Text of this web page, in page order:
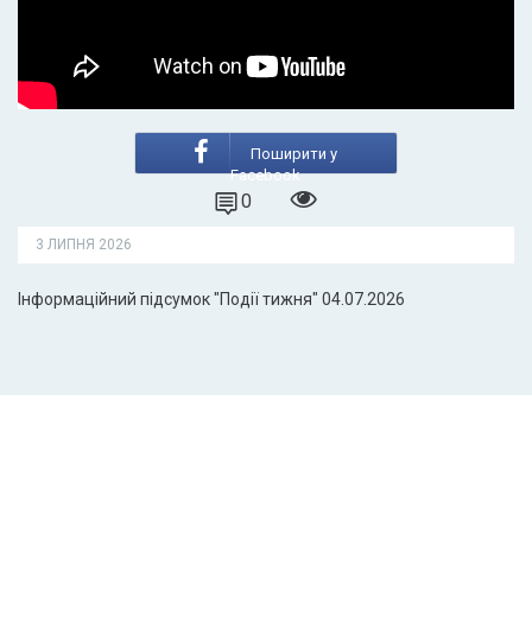
Поширити у
Facebook
0
3 ЛИПНЯ 2026
Інформаційний підсумок "Події тижня" 04.07.2026